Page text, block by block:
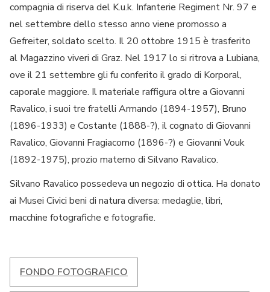
compagnia di riserva del K.u.k. Infanterie Regiment Nr. 97 e
nel settembre dello stesso anno viene promosso a
Gefreiter, soldato scelto. Il 20 ottobre 1915 è trasferito
al Magazzino viveri di Graz. Nel 1917 lo si ritrova a Lubiana,
ove il 21 settembre gli fu conferito il grado di Korporal,
caporale maggiore. Il materiale raffigura oltre a Giovanni
Ravalico, i suoi tre fratelli Armando (1894-1957), Bruno
(1896-1933) e Costante (1888-?), il cognato di Giovanni
Ravalico, Giovanni Fragiacomo (1896-?) e Giovanni Vouk
(1892-1975), prozio materno di Silvano Ravalico.
Silvano Ravalico possedeva un negozio di ottica. Ha donato
ai Musei Civici beni di natura diversa: medaglie, libri,
macchine fotografiche e fotografie.
FONDO FOTOGRAFICO